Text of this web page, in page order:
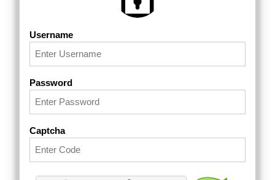
Username
Password
Captcha